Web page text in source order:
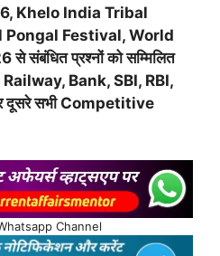
Khelo India Tribal
Festival, World
प्रश्नों को सम्मिलित
Railway, Bank, SBI, RBI,
दूसरे सभी Competitive
Channel